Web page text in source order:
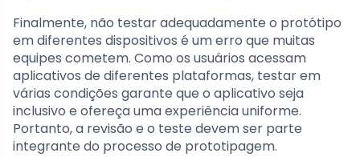
Finalmente, não testar adequadamente o protótipo
em diferentes dispositivos é um erro que muitas
equipes cometem. Como os usuários acessam
aplicativos de diferentes plataformas, testar em
várias condições garante que o aplicativo seja
inclusivo e ofereça uma experiência uniforme.
Portanto, a revisão e o teste devem ser parte
integrante do processo de prototipagem.